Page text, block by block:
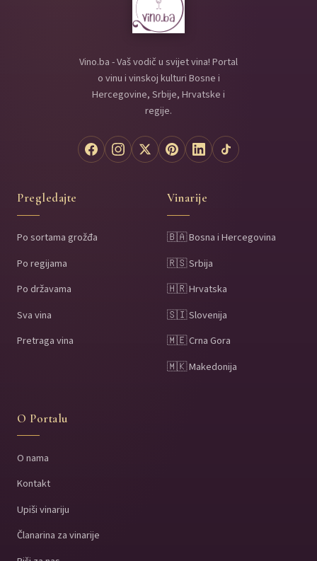
Vino.ba - Vaš vodič u svijet vina! Portal
o vinu i vinskoj kulturi Bosne i
Hercegovine, Srbije, Hrvatske i
regije.
Pregledajte
Po sortama grožđa
Po regijama
Po državama
Sva vina
Pretraga vina
Vinarije
🇧🇦 Bosna i Hercegovina
🇷🇸 Srbija
🇭🇷 Hrvatska
🇸🇮 Slovenija
🇲🇪 Crna Gora
🇲🇰 Makedonija
O Portalu
O nama
Kontakt
Upiši vinariju
Članarina za vinarije